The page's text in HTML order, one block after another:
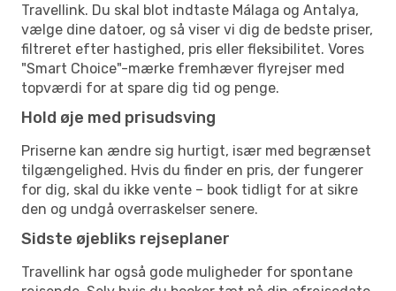
Travellink. Du skal blot indtaste Málaga og Antalya,
vælge dine datoer, og så viser vi dig de bedste priser,
filtreret efter hastighed, pris eller fleksibilitet. Vores
"Smart Choice"-mærke fremhæver flyrejser med
topværdi for at spare dig tid og penge.
Hold øje med prisudsving
Priserne kan ændre sig hurtigt, især med begrænset
tilgængelighed. Hvis du finder en pris, der fungerer
for dig, skal du ikke vente – book tidligt for at sikre
den og undgå overraskelser senere.
Sidste øjebliks rejseplaner
Travellink har også gode muligheder for spontane